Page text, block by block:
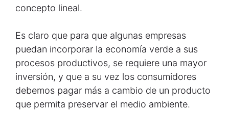
concepto lineal.
Es claro que para que algunas empresas
puedan incorporar la economía verde a sus
procesos productivos, se requiere una mayor
inversión, y que a su vez los consumidores
debemos pagar más a cambio de un producto
que permita preservar el medio ambiente.